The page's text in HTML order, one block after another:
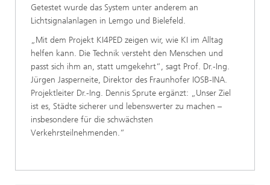
Getestet wurde das System unter anderem an
Lichtsignalanlagen in Lemgo und Bielefeld.
„Mit dem Projekt KI4PED zeigen wir, wie KI im Alltag
helfen kann. Die Technik versteht den Menschen und
passt sich ihm an, statt umgekehrt“, sagt Prof. Dr.-Ing.
Jürgen Jasperneite, Direktor des Fraunhofer IOSB-INA.
Projektleiter Dr.-Ing. Dennis Sprute ergänzt: „Unser Ziel
ist es, Städte sicherer und lebenswerter zu machen –
insbesondere für die schwächsten
Verkehrsteilnehmenden.“